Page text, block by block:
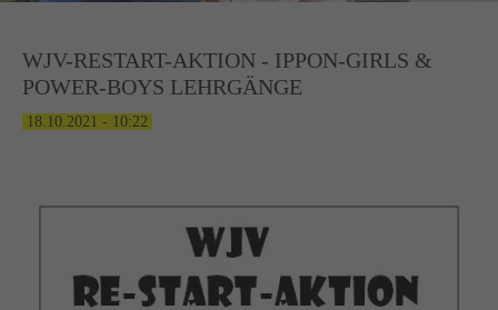
WJV-RESTART-AKTION - IPPON-GIRLS &
POWER-BOYS LEHRGÄNGE
18.10.2021 - 10:22